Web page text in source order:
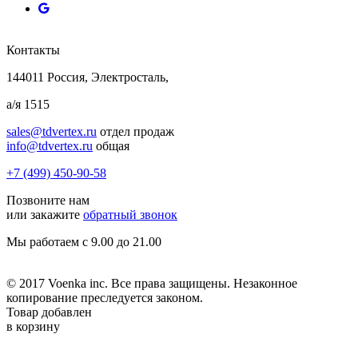
Контакты
144011 Россия, Электросталь,
а/я 1515
sales@tdvertex.ru отдел продаж
info@tdvertex.ru общая
+7 (499) 450-90-58
Позвоните нам
или закажите обратный звонок
Мы работаем с 9.00 до 21.00
© 2017 Voenka inc. Все права защищены. Незаконное
копирование преследуется законом.
Товар добавлен
в корзину